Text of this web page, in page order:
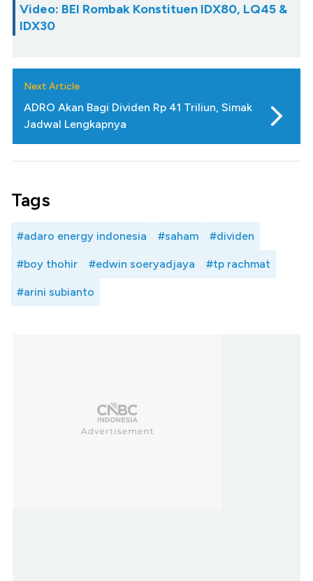
Video: BEI Rombak Konstituen IDX80, LQ45 &
IDX30
Next Article
ADRO Akan Bagi Dividen Rp 41 Triliun, Simak
Jadwal Lengkapnya
Tags
#adaro energy indonesia #saham #dividen
#boy thohir #edwin soeryadjaya #tp rachmat
#arini subianto